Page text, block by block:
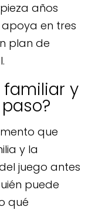
años
en tres
plan de
familiar y
que
y la
juego antes
puede
qué